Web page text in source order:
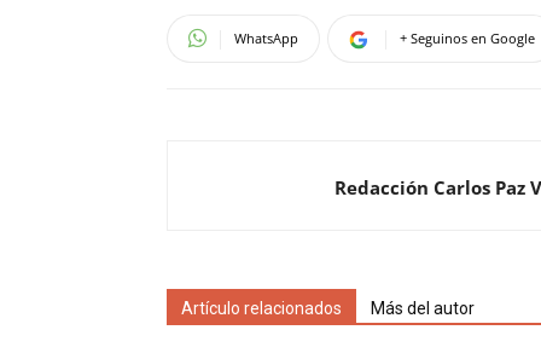
WhatsApp + Seguinos en Google
Redacción Carlos Paz
Artículo relacionados Más del autor